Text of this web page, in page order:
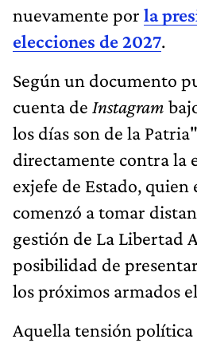
nuevamente por la
elecciones de 2027.
Según un documento
cuenta de Instagram
los días son de la
directamente contra la
exjefe de Estado,
comenzó a tomar
gestión de La Libertad
posibilidad de
los próximos armados
Aquella tensión política